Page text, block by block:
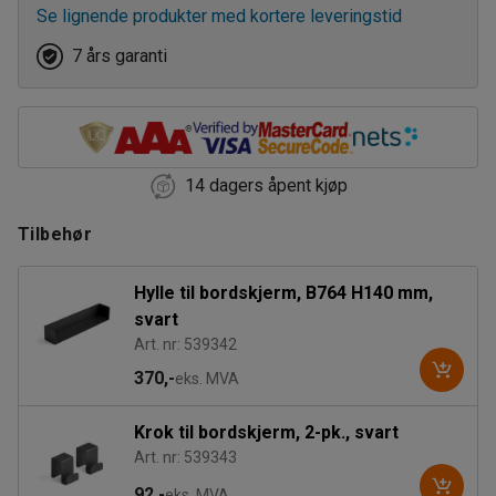
2000
Se lignende produkter med kortere leveringstid
7 års garanti
14 dagers åpent kjøp
Tilbehør
Hylle til bordskjerm, B764 H140 mm,
svart
Art. nr: 539342
370,-eks. MVA
Krok til bordskjerm, 2-pk., svart
Art. nr: 539343